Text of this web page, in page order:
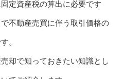
定資産税の算出に必要です
不動産売買に伴う取引価格の
。
却で知っておきたい知識とし